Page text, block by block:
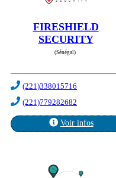
FIRESHIELD
SECURITY
(Sénégal)
(221)338015716
(221)779282682
Voir infos